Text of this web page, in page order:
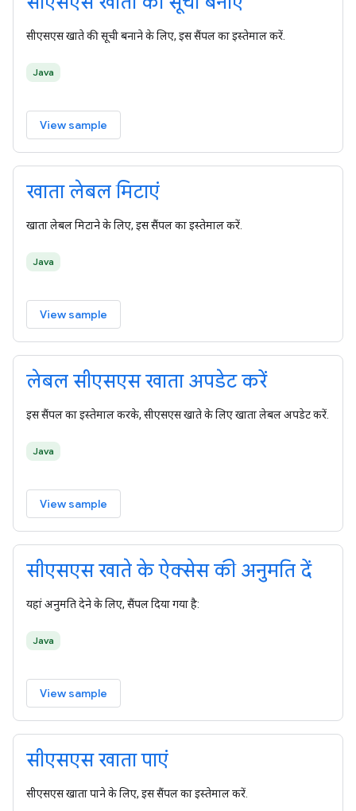
सीएसएस खाते की सूची बनाने के लिए, इस सैंपल का इस्तेमाल करें.
Java
View sample
खाता लेबल मिटाएं
खाता लेबल मिटाने के लिए, इस सैंपल का इस्तेमाल करें.
Java
View sample
लेबल सीएसएस खाता अपडेट करें
इस सैंपल का इस्तेमाल करके, सीएसएस खाते के लिए खाता लेबल अपडेट करें.
Java
View sample
सीएसएस खाते के ऐक्सेस की अनुमति दें
यहां अनुमति देने के लिए, सैंपल दिया गया है:
Java
View sample
सीएसएस खाता पाएं
सीएसएस खाता पाने के लिए, इस सैंपल का इस्तेमाल करें.